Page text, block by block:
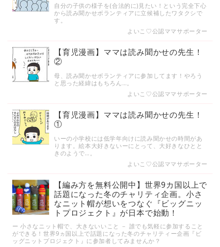
自分の子供の様子を(合法的に)見たい！という完全下心
から読み聞かせボランティアに立候補したワタクシで
す。
よいこ♡公認ママサポーター
【育児漫画】ママは読み聞かせの先生！
②
母、読み聞かせボランティアに参加してます！やろう
と思った経緯はもちろん…。
よいこ♡公認ママサポーター
【育児漫画】ママは読み聞かせの先生！
①
いーの小学校には低学年向けに読み聞かせの時間があ
ります。絵本大好きないーにとって、大好きなひとと
きのようで…。
よいこ♡公認ママサポーター
【編み方を無料公開中】世界9カ国以上で
話題になった冬のチャリティ企画。小さ
なニット帽が想いをつなぐ『ビッグニッ
トプロジェクト』が日本で始動！
ー 小さなニット帽で、大きないいこと － 誰でも気軽に参加すること
ができる！世界9ヵ国以上で話題になった冬のチャリティー企画『ビ
ッグニットプロジェクト』に参加者してみませんか？